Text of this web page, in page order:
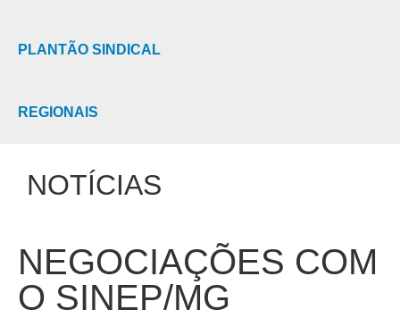
PLANTÃO SINDICAL
REGIONAIS
NOTÍCIAS
NEGOCIAÇÕES COM
O SINEP/MG